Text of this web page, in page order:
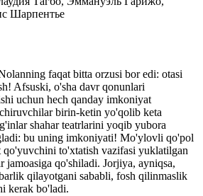
Шарпентье
faqat bitta orzusi bor edi: otasi
Afsuski, o'sha davr qonunlari
uchun hech qanday imkoniyat
birin-ketin yo'qolib keta
shahar teatrlarini yoqib yubora
bu uning imkoniyati! Mo'ylovli qo'pol
qo'yuvchini to'xtatish vazifasi yuklatilgan
qo'shiladi. Jorjiya, ayniqsa,
qilayotgani sababli, fosh qilinmaslik
kerak bo'ladi.